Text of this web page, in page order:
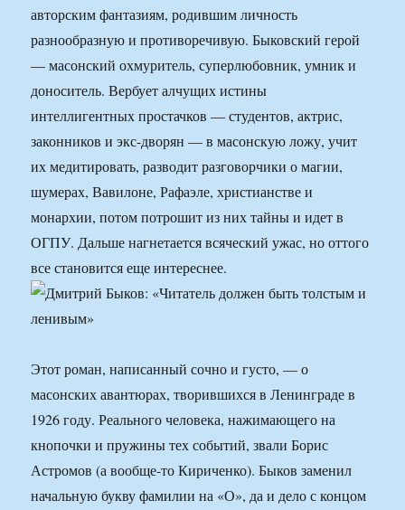
авторским фантазиям, родившим личность
разнообразную и противоречивую. Быковский герой
— масонский охмуритель, суперлюбовник, умник и
доноситель. Вербует алчущих истины
интеллигентных простачков — студентов, актрис,
законников и экс-дворян — в масонскую ложу, учит
их медитировать, разводит разговорчики о магии,
шумерах, Вавилоне, Рафаэле, христианстве и
монархии, потом потрошит из них тайны и идет в
ОГПУ. Дальше нагнетается всяческий ужас, но оттого
все становится еще интереснее.
Этот роман, написанный сочно и густо, — о
масонских авантюрах, творившихся в Ленинграде в
1926 году. Реального человека, нажимающего на
кнопочки и пружины тех событий, звали Борис
Астромов (а вообще-то Кириченко). Быков заменил
начальную букву фамилии на «О», да и дело с концом